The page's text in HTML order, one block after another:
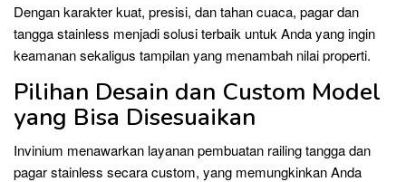
Dengan karakter kuat, presisi, dan tahan cuaca, pagar dan
tangga stainless menjadi solusi terbaik untuk Anda yang ingin
keamanan sekaligus tampilan yang menambah nilai properti.
Pilihan Desain dan Custom Model
yang Bisa Disesuaikan
Invinium menawarkan layanan pembuatan railing tangga dan
pagar stainless secara custom, yang memungkinkan Anda